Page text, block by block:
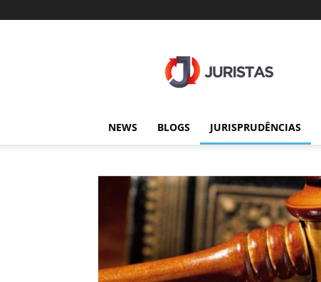
NEWS BLOGS JURISPRUDÊNCIAS